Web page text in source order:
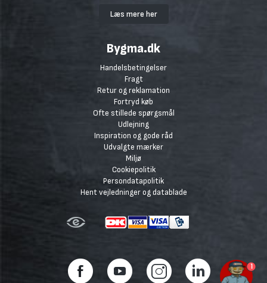
Læs mere her
Bygma.dk
Handelsbetingelser
Fragt
Retur og reklamation
Fortryd køb
Ofte stillede spørgsmål
Udlejning
Inspiration og gode råd
Udvalgte mærker
Miljø
Cookiepolitik
Persondatapolitik
Hent vejledninger og datablade
1